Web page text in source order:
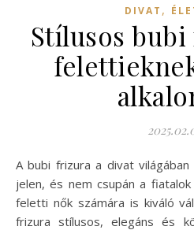
DIVAT ,
Stílusos
A bubi frizura a divat világában időtlen klasszikusként van
jelen, és nem csupán a
feletti nők számára is kiváló
frizura stílusos, elegáns és